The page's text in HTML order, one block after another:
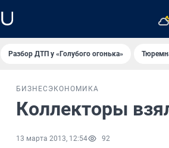
Разбор ДТП у «Голубого огонька»
БИЗНЕС ЭКОНОМИКА
Коллекторы
13 марта 2013, 12:54 92